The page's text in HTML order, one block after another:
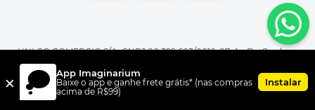
UNI.CO COMERCIO S/A, CNPJ 00.399.603/0010-07, Av Dr. Cardoso
de Melo, 1855 CEP 04548-005, Vila Olímpia, São Paulo, SP
× App Imaginarium
Baixe o app e ganhe frete grátis* (nas compras
acima de R$99)
Instalar